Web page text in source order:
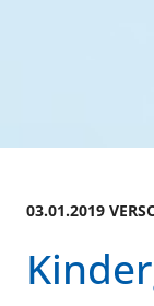
03.01.2019